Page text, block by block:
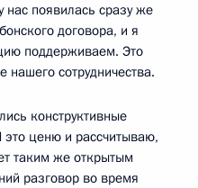
нас появилась сразу же
договора, и я
поддерживаем. Это
нашего сотрудничества.
конструктивные
ценю и рассчитываю,
таким же открытым
разговор во время